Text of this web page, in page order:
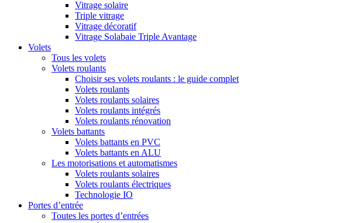
Vitrage solaire
Triple vitrage
Vitrage décoratif
Vitrage Solabaie Triple Avantage
Volets
Tous les volets
Volets roulants
Choisir ses volets roulants : le guide complet
Volets roulants
Volets roulants solaires
Volets roulants intégrés
Volets roulants rénovation
Volets battants
Volets battants en PVC
Volets battants en ALU
Les motorisations et automatismes
Volets roulants solaires
Volets roulants électriques
Technologie IO
Portes d’entrée
Toutes les portes d’entrées